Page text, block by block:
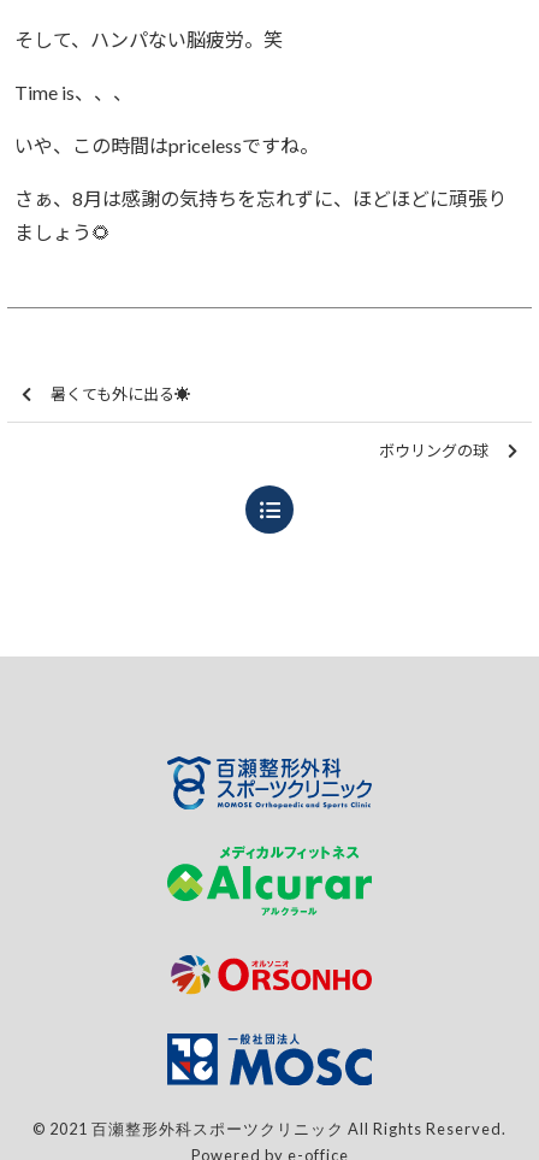
そして、ハンパない脳疲労。笑
Time is、、、
いや、この時間はpricelessですね。
さぁ、8月は感謝の気持ちを忘れずに、ほどほどに頑張り
ましょう🌻
暑くても外に出る☀️
ボウリングの球
© 2021 百瀬整形外科スポーツクリニック All Rights Reserved.
Powered by e-office